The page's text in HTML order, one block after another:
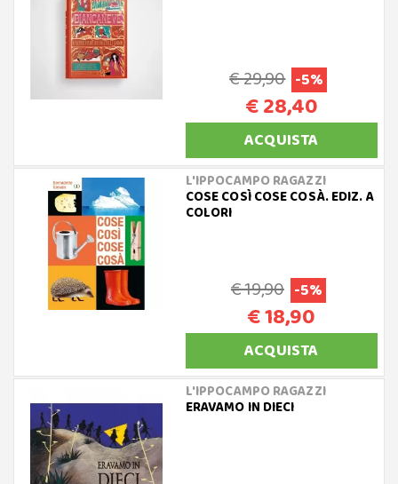
€ 29,90 -5%
€ 28,40
ACQUISTA
L'IPPOCAMPO RAGAZZI
COSE COSÌ COSE COSÀ. EDIZ. A
COLORI
€ 19,90 -5%
€ 18,90
ACQUISTA
L'IPPOCAMPO RAGAZZI
ERAVAMO IN DIECI